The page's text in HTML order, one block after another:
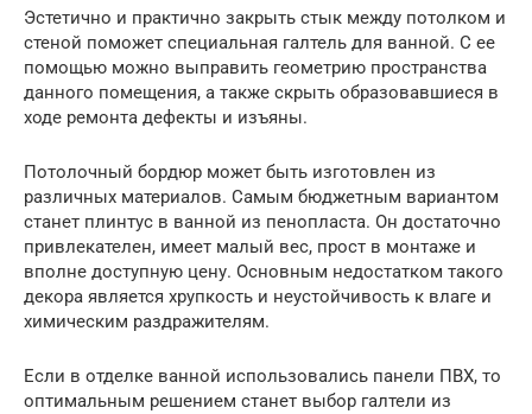
Эстетично и практично закрыть стык между потолком и
стеной поможет специальная галтель для ванной. С ее
помощью можно выправить геометрию пространства
данного помещения, а также скрыть образовавшиеся в
ходе ремонта дефекты и изъяны.
Потолочный бордюр может быть изготовлен из
различных материалов. Самым бюджетным вариантом
станет плинтус в ванной из пенопласта. Он достаточно
привлекателен, имеет малый вес, прост в монтаже и
вполне доступную цену. Основным недостатком такого
декора является хрупкость и неустойчивость к влаге и
химическим раздражителям.
Если в отделке ванной использовались панели ПВХ, то
оптимальным решением станет выбор галтели из